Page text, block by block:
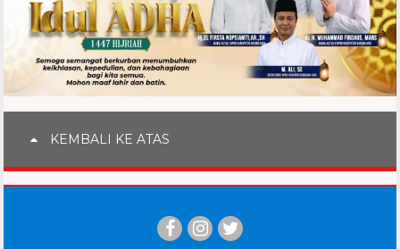
KEMBALI KE ATAS